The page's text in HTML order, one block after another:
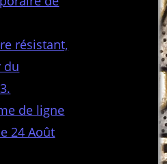
résistant,
du
de ligne
24 Août